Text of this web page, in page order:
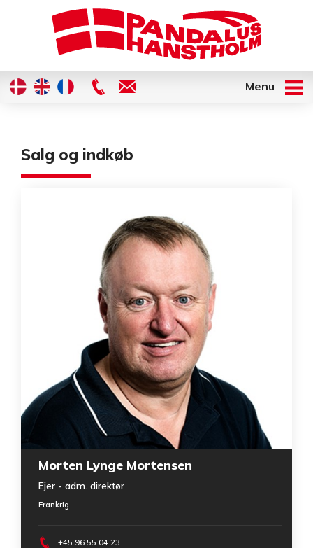
Menu
Salg og indkøb
Morten Lynge Mortensen
Ejer - adm. direktør
Frankrig
+45 96 55 04 23